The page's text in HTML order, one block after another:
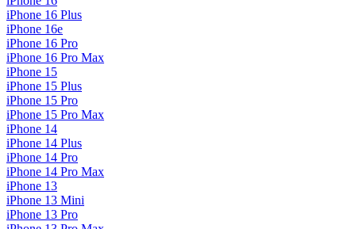
iPhone 16 Plus
iPhone 16e
iPhone 16 Pro
iPhone 16 Pro Max
iPhone 15
iPhone 15 Plus
iPhone 15 Pro
iPhone 15 Pro Max
iPhone 14
iPhone 14 Plus
iPhone 14 Pro
iPhone 14 Pro Max
iPhone 13
iPhone 13 Mini
iPhone 13 Pro